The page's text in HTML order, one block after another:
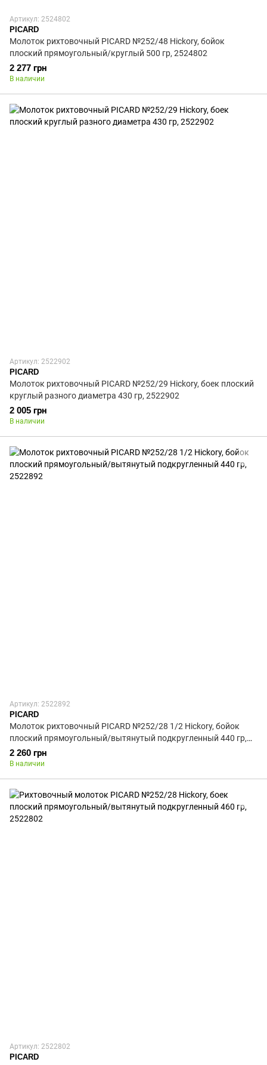
Артикул: 2524802
PICARD
Молоток рихтовочный PICARD №252/48 Hickory, бойок
плоский прямоугольный/круглый 500 гр, 2524802
2 277 грн
В наличии
Артикул: 2522902
PICARD
Молоток рихтовочный PICARD №252/29 Hickory, боек плоский
круглый разного диаметра 430 гр, 2522902
2 005 грн
В наличии
Артикул: 2522892
PICARD
Молоток рихтовочный PICARD №252/28 1/2 Hickory, бойок
плоский прямоугольный/вытянутый подкругленный 440 гр,
2522892
2 260 грн
В наличии
Артикул: 2522802
PICARD